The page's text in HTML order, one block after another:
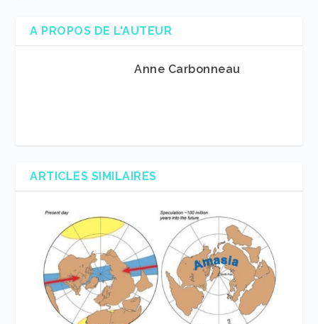
A PROPOS DE L'AUTEUR
Anne Carbonneau
ARTICLES SIMILAIRES